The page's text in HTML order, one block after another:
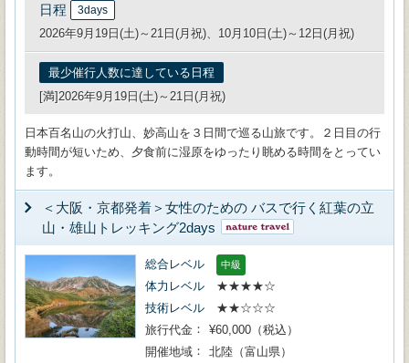
日程 3days
2026年9月19日(土)～21日(月祝)、10月10日(土)～12日(月祝)
最少催行人数に達している日程
[満]2026年9月19日(土)～21日(月祝)
日本百名山の火打山、妙高山を３日間で巡る山旅です。２日目の行
動時間が短いため、夕食前に湿原をゆったり眺める時間をとってい
ます。
＜大阪・京都発着＞女性のための バスで行く紅葉の立
山・雄山トレッキング2days
総合レベル 中級
体力レベル
★★★★☆
技術レベル
★★☆☆☆
旅行代金
¥60,000（税込）
開催地域
北陸（富山県）